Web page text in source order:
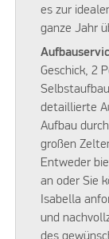
es zur
ganze Jahr
Geschick, 2
detaillierte
Aufbau
großen
Entweder
an oder Sie
Isabella
und